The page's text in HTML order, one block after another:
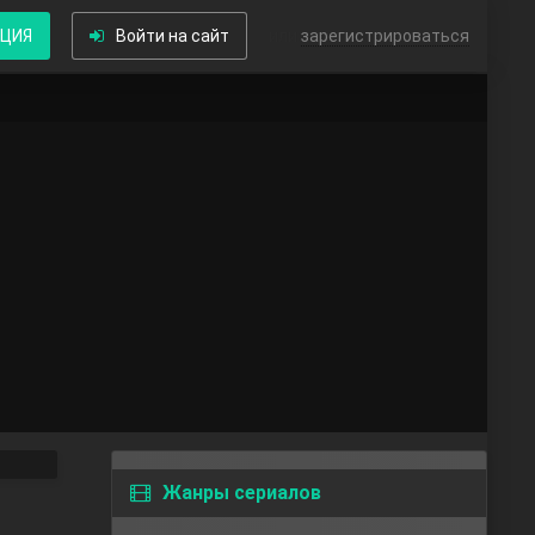
Войти на сайт зарегистрироваться
Жанры сериалов